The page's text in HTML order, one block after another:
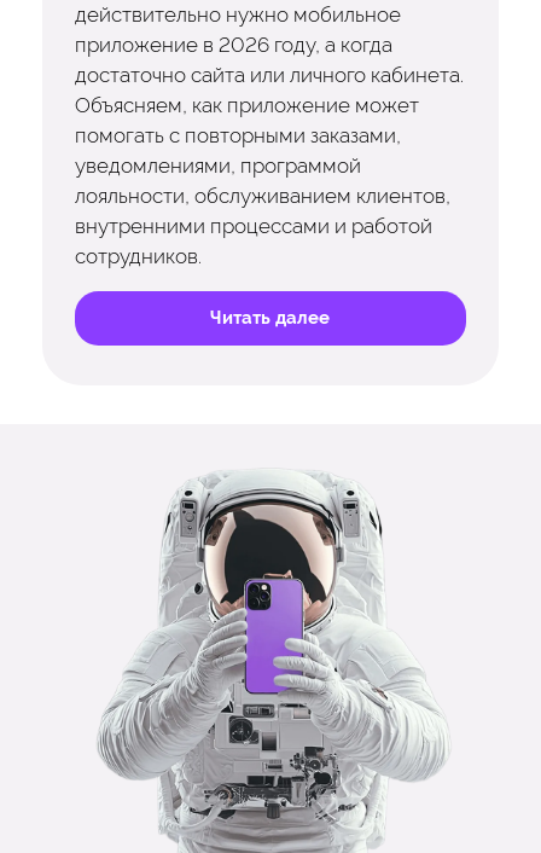
действительно нужно мобильное
приложение в 2026 году, а когда
достаточно сайта или личного кабинета.
Объясняем, как приложение может
помогать с повторными заказами,
уведомлениями, программой
лояльности, обслуживанием клиентов,
внутренними процессами и работой
сотрудников.
Читать далее